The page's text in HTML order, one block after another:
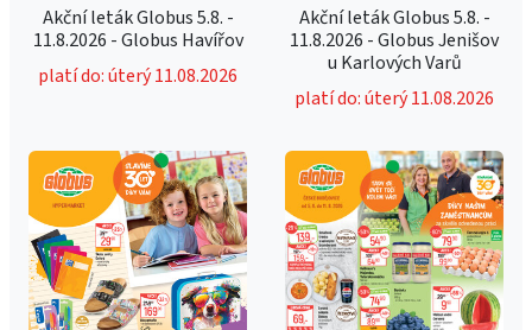
Akční leták Globus 5.8. -
11.8.2026 - Globus Havířov
platí do: úterý 11.08.2026
Akční leták Globus 5.8. -
11.8.2026 - Globus Jenišov
u Karlových Varů
platí do: úterý 11.08.2026